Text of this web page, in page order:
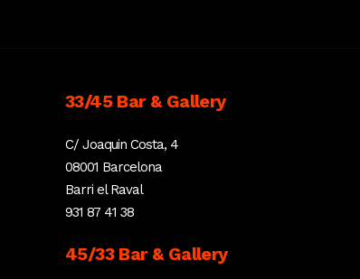
33/45 Bar & Gallery
C/ Joaquin Costa, 4
08001 Barcelona
Barri el Raval
931 87 41 38
45/33 Bar & Gallery